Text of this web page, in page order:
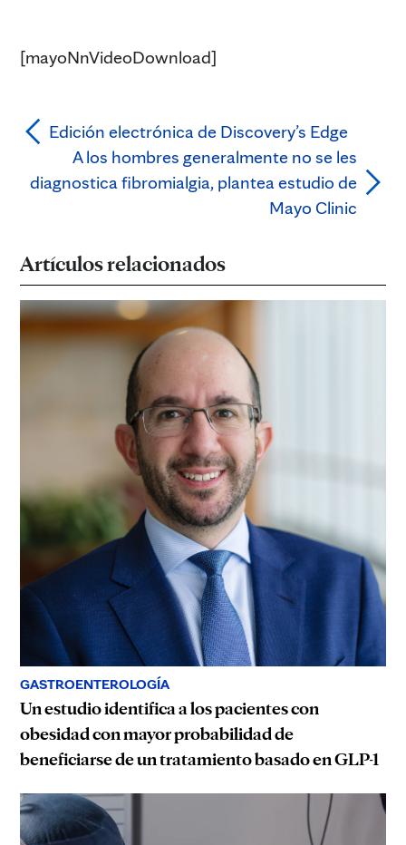
[mayoNnVideoDownload]
Edición electrónica de Discovery’s Edge
A los hombres generalmente no se les
diagnostica fibromialgia, plantea estudio de
Mayo Clinic
Artículos relacionados
GASTROENTEROLOGÍA
Un estudio identifica a los pacientes con
obesidad con mayor probabilidad de
beneficiarse de un tratamiento basado en GLP-1